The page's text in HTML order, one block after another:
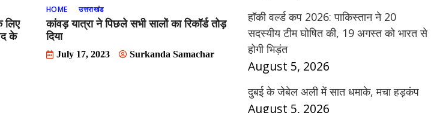
लिए
के
HOME उत्तराखंड
कांवड़ यात्रा ने पिछले सभी सालों का रिकॉर्ड तोड़
दिया
July 17, 2023 Surkanda Samachar
हॉकी वर्ल्ड कप 2026: पाकिस्तान ने 20
सदस्यीय टीम घोषित की, 19 अगस्त को भारत से
होगी भिड़ंत
August 5, 2026
दुबई के जेबेल अली में सात धमाके, मचा हड़कंप
August 5, 2026